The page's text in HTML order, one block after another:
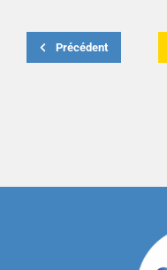
Précédent